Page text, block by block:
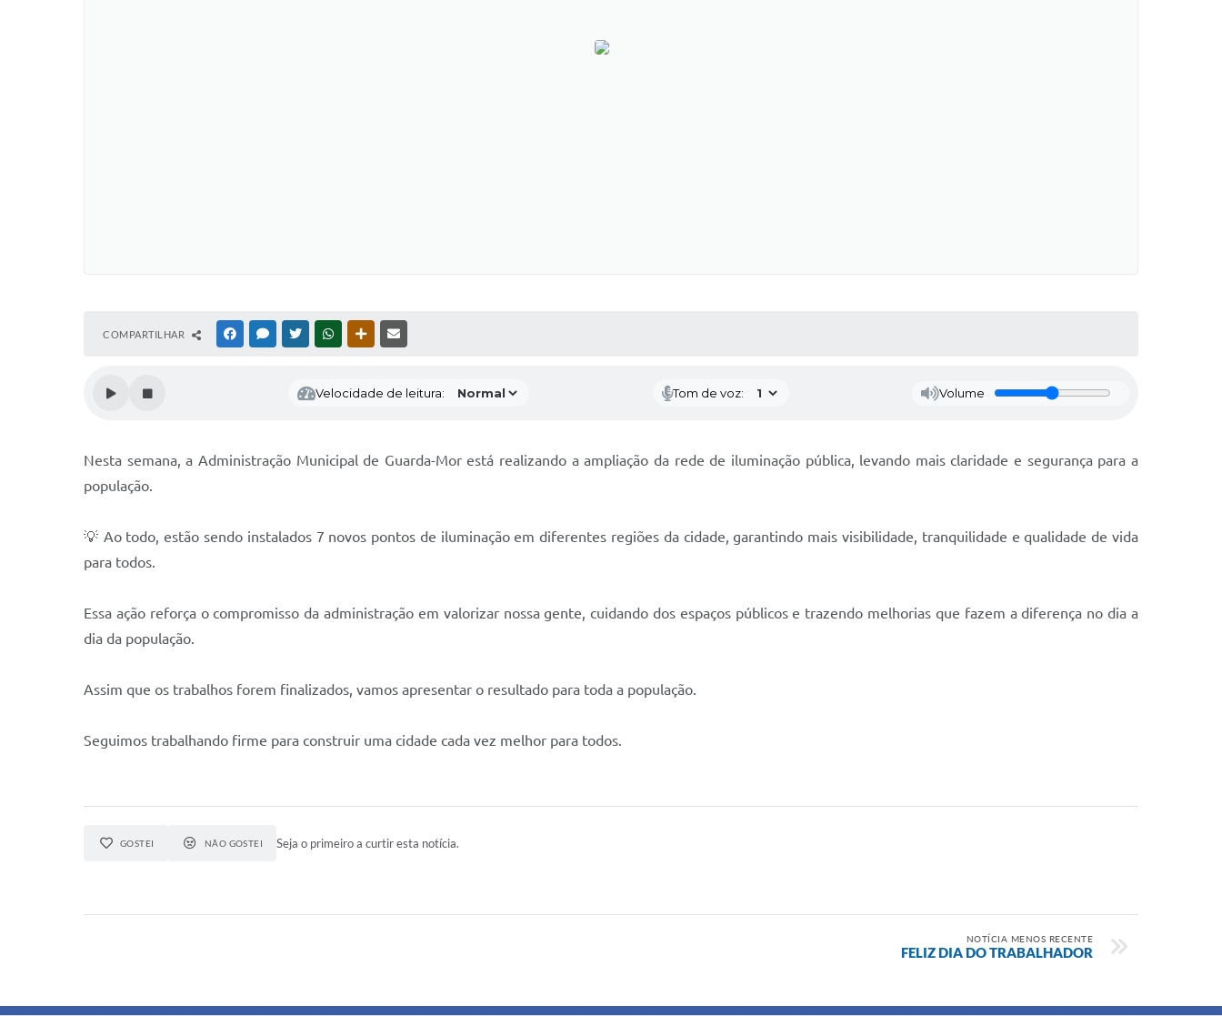
COMPARTILHAR FACEBOOKMESSENGER
TWITTERWHATSAPPOUTRAS MÍDIAS
Velocidade de leitura: Tom de voz: Volume
Nesta semana, a Administração Municipal de Guarda-Mor está realizando a ampliação da rede de iluminação pública, levando mais claridade e segurança para a
população.
💡 Ao todo, estão sendo instalados 7 novos pontos de iluminação em diferentes regiões da cidade, garantindo mais visibilidade, tranquilidade e qualidade de vida
para todos.
Essa ação reforça o compromisso da administração em valorizar nossa gente, cuidando dos espaços públicos e trazendo melhorias que fazem a diferença no dia a
dia da população.
Assim que os trabalhos forem finalizados, vamos apresentar o resultado para toda a população.
Seguimos trabalhando firme para construir uma cidade cada vez melhor para todos.
GOSTEI NÃO GOSTEI Seja o primeiro a curtir esta notícia.
NOTÍCIA MENOS RECENTE
FELIZ DIA DO TRABALHADOR